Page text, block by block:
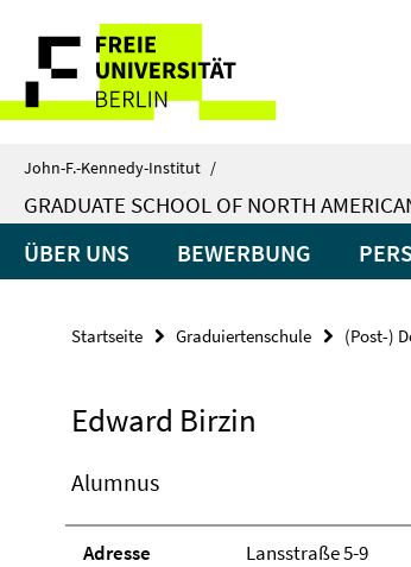
direkt
Inhalt
Service-
Navigation
John-F.-Kennedy-Institut /
GRADUATE SCHOOL OF NORTH
ÜBER UNS BEWERBUNG
Startseite Graduiertenschule (Post-)
Edward Birzin
Alumnus
Adresse
Lansstraße 5-9